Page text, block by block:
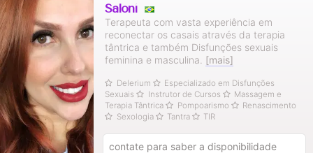
Saloní
Terapeuta com vasta experiência em
reconectar os casais através da terapia
tântrica e também Disfunções sexuais
feminina e masculina. [mais]
Delerium
Especializado em Disfunções
Sexuais
Instrutor de Cursos
Massagem e
Terapia Tântrica
Pompoarismo
Renascimento
Sexologia
Tantra TIR
contate para saber a disponibilidade